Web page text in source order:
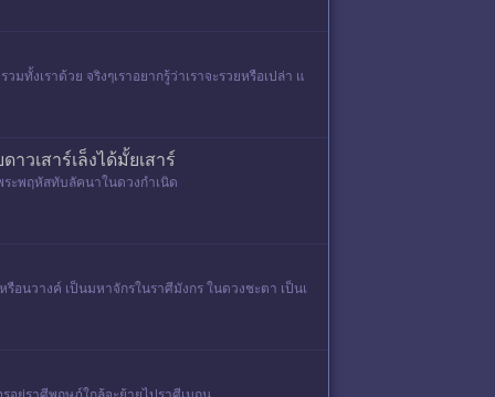
งเราด้วย จริงๆเราอยากรู้ว่าเราจะรวยหรือเปล่า แ
วเสาร์เล็งได้มั้ยเสาร์
ระพฤหัสทับลัคนาในดวงกำเนิด
นวางค์ เป็นมหาจักรในราศีมังกร ในดวงชะตา เป็นเ